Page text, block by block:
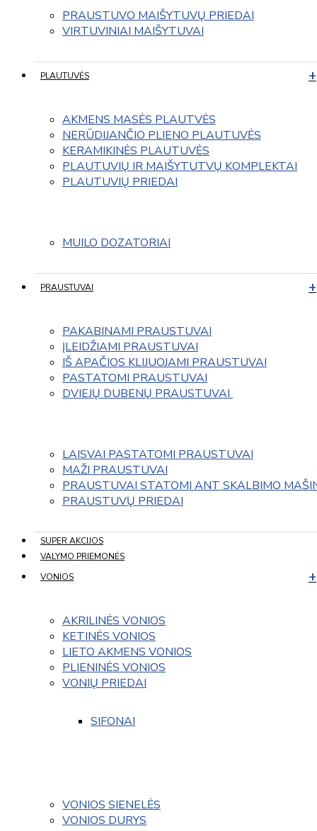
PRAUSTUVO MAIŠYTUVŲ PRIEDAI
VIRTUVINIAI MAIŠYTUVAI
PLAUTUVĖS
AKMENS MASĖS PLAUTVĖS
NERŪDIJANČIO PLIENO PLAUTUVĖS
KERAMIKINĖS PLAUTUVĖS
PLAUTUVIŲ IR MAIŠYTUTVŲ KOMPLEKTAI
PLAUTUVIŲ PRIEDAI
MUILO DOZATORIAI
PRAUSTUVAI
PAKABINAMI PRAUSTUVAI
ĮLEIDŽIAMI PRAUSTUVAI
IŠ APAČIOS KLIJUOJAMI PRAUSTUVAI
PASTATOMI PRAUSTUVAI
DVIEJŲ DUBENŲ PRAUSTUVAI
LAISVAI PASTATOMI PRAUSTUVAI
MAŽI PRAUSTUVAI
PRAUSTUVAI STATOMI ANT SKALBIMO
PRAUSTUVŲ PRIEDAI
SUPER AKCIJOS
VALYMO PRIEMONĖS
VONIOS
AKRILINĖS VONIOS
KETINĖS VONIOS
LIETO AKMENS VONIOS
PLIENINĖS VONIOS
VONIŲ PRIEDAI
SIFONAI
VONIOS SIENELĖS
VONIOS DURYS